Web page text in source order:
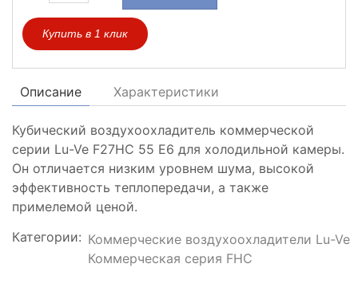
Купить в 1 клик
Описание Характеристики
Кубический воздухоохладитель коммерческой
серии Lu-Ve F27HC 55 E6 для холодильной камеры.
Он отличается низким уровнем шума, высокой
эффективность теплопередачи, а также
примелемой ценой.
Категории: Коммерческие воздухоохладители Lu-Ve
Коммерческая серия FHC